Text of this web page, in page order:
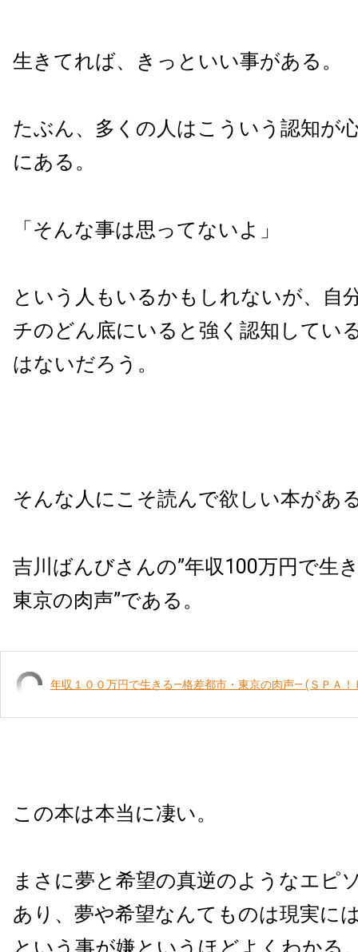
生きてれば、きっといい事がある。
たぶん、多くの人はこういう認知が
にある。
「そんな事は思ってないよ」
という人もいるかもしれないが、自
チのどん底にいると強く認知してい
はないだろう。
そんな人にこそ読んで欲しい本があ
吉川ばんびさんの”年収100万円で生
東京の肉声”である。
年収１００万円で生きる―格差都市・東京の肉声― (ＳＰＡ！
この本は本当に凄い。
まさに夢と希望の真逆のようなエピ
あり、夢や希望なんてものは現実に